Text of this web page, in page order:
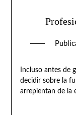
Incluso antes de
decidir sobre la
arrepientan de la